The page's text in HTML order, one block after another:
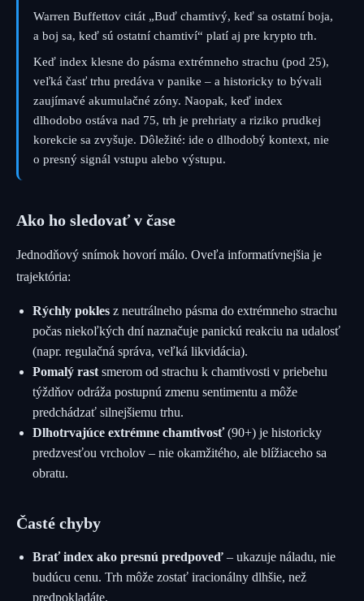
Warren Buffettov citát „Buď chamtivý, keď sa ostatní boja,
a boj sa, keď sú ostatní chamtiví“ platí aj pre krypto trh.
Keď index klesne do pásma extrémneho strachu (pod 25),
veľká časť trhu predáva v panike – a historicky to bývali
zaujímavé akumulačné zóny. Naopak, keď index
dlhodobo ostáva nad 75, trh je prehriaty a riziko prudkej
korekcie sa zvyšuje. Dôležité: ide o dlhodobý kontext, nie
o presný signál vstupu alebo výstupu.
Ako ho sledovať v čase
Jednodňový snímok hovorí málo. Oveľa informatívnejšia je
trajektória:
Rýchly pokles z neutrálneho pásma do extrémneho strachu
počas niekoľkých dní naznačuje panickú reakciu na udalosť
(napr. regulačná správa, veľká likvidácia).
Pomalý rast smerom od strachu k chamtivosti v priebehu
týždňov odráža postupnú zmenu sentimentu a môže
predchádzať silnejšiemu trhu.
Dlhotrvajúce extrémne chamtivosť(90+) je historicky
predzvesťou vrcholov – nie okamžitého, ale blížiaceho sa
obratu.
Časté chyby
Brať index ako presnú predpoveď – ukazuje náladu, nie
budúcu cenu. Trh môže zostať iracionálny dlhšie, než
predpokladáte.